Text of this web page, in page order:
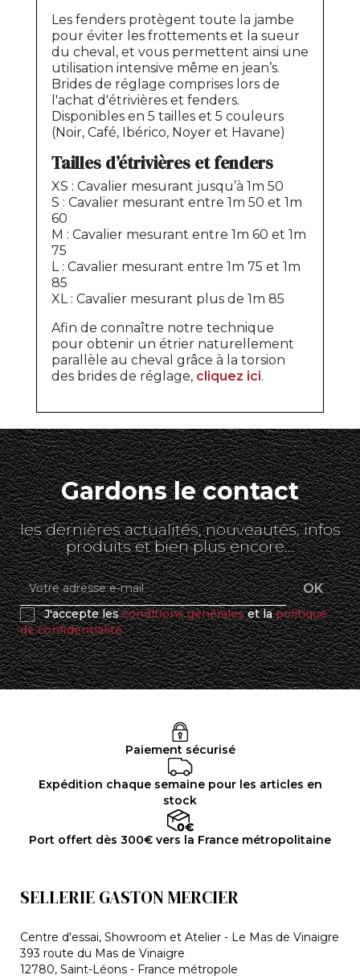
Les fenders protègent toute la jambe
pour éviter les frottements et la sueur
du cheval, et vous permettent ainsi une
utilisation intensive même en jean’s.
Brides de réglage comprises lors de
l'achat d'étrivières et fenders.
Disponibles en 5 tailles et 5 couleurs
(Noir, Café, Ibérico, Noyer et Havane)
Tailles d’étrivières et fenders
XS : Cavalier mesurant jusqu’à 1m 50
S : Cavalier mesurant entre 1m 50 et 1m
60
M : Cavalier mesurant entre 1m 60 et 1m
75
L : Cavalier mesurant entre 1m 75 et 1m
85
XL : Cavalier mesurant plus de 1m 85
Afin de connaître notre technique
pour obtenir un étrier naturellement
parallèle au cheval grâce à la torsion
des brides de réglage, cliquez ici.
Gardons le contact
les dernières actualités, nouveautés, infos
produits et bien plus encore...
J'accepte lesconditions généraleset lapolitique
de confidentialité
Paiement sécurisé
Expédition chaque semaine pour les articles en
stock
Port offert dès 300€ vers la France métropolitaine
SELLERIE GASTON MERCIER
Centre d'essai, Showroom et Atelier - Le Mas de Vinaigre
393 route du Mas de Vinaigre
12780, Saint-Léons - France métropole